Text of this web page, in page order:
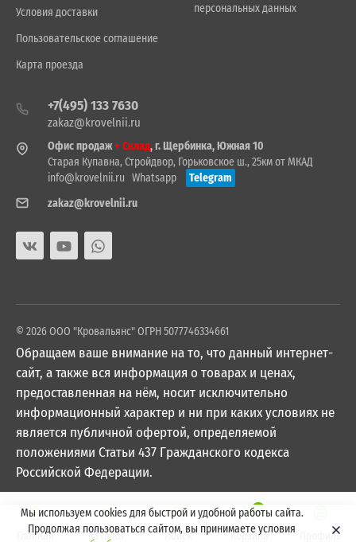
Условия доставки
Пользовательское соглашение
Карта проезда
персональных данных
+7(495) 133 7630
zakaz@krovelnii.ru
Офис продаж+ Склад, г. Щербинка, Южная 10
Старая Купавна, Стройдвор, Горьковское ш., 25км от МКАД
info@krovelnii.ru Whatsapp
Telegram
zakaz@krovelnii.ru
© 2026 ООО "Кровальянс" ОГРН 5077746334661
Обращаем ваше внимание на то, что данный интернет-
сайт, а также вся информация о товарах и ценах,
предоставленная на нём, носит исключительно
информационный характер и ни при каких условиях не
является публичной офертой, определяемой
положениями Статьи 437 Гражданского кодекса
Российской Федерации.
Мы используем cookies для быстрой и удобной работы сайта.
Продолжая пользоваться сайтом, вы принимаете условия
Главная Каталог Поиск
0
Корзина Профиль